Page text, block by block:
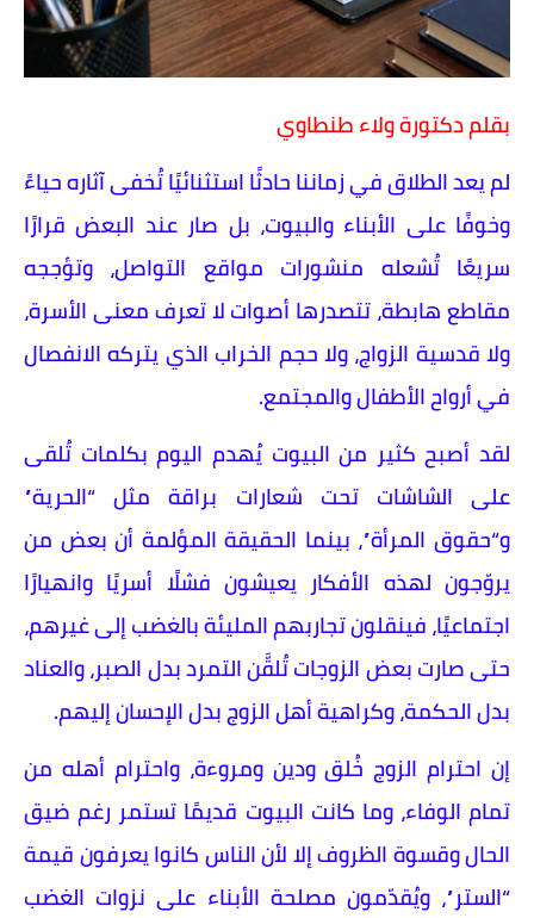
بقلم دكتورة ولاء طنطاوي
لم يعد الطلاق في زماننا حادثًا استثنائيًا تُخفى آثاره حياءً
وخوفًا على الأبناء والبيوت، بل صار عند البعض قرارًا
سريعًا تُشعله منشورات مواقع التواصل، وتؤججه
مقاطع هابطة، تتصدرها أصوات لا تعرف معنى الأسرة،
ولا قدسية الزواج، ولا حجم الخراب الذي يتركه الانفصال
في أرواح الأطفال والمجتمع.
لقد أصبح كثير من البيوت يُهدم اليوم بكلمات تُلقى
على الشاشات تحت شعارات براقة مثل “الحرية”
و“حقوق المرأة”، بينما الحقيقة المؤلمة أن بعض من
يروّجون لهذه الأفكار يعيشون فشلًا أسريًا وانهيارًا
اجتماعيًا، فينقلون تجاربهم المليئة بالغضب إلى غيرهم،
حتى صارت بعض الزوجات تُلقَّن التمرد بدل الصبر، والعناد
بدل الحكمة، وكراهية أهل الزوج بدل الإحسان إليهم.
إن احترام الزوج خُلق ودين ومروءة، واحترام أهله من
تمام الوفاء، وما كانت البيوت قديمًا تستمر رغم ضيق
الحال وقسوة الظروف إلا لأن الناس كانوا يعرفون قيمة
“الستر”، ويُقدّمون مصلحة الأبناء على نزوات الغضب